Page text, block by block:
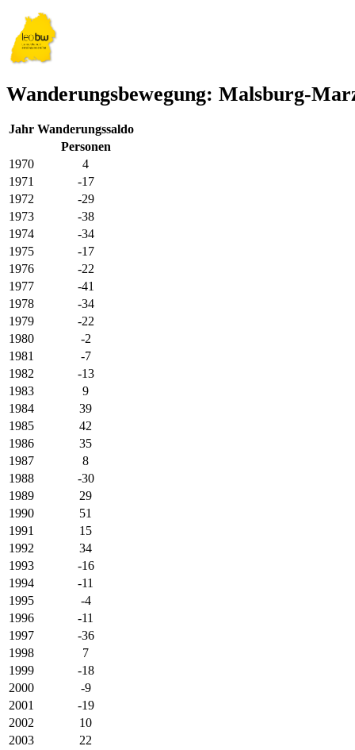
Wanderungsbewegung: Malsburg-
Jahr Wanderungssaldo
Personen
1970
4
1971
-17
1972
-29
1973
-38
1974
-34
1975
-17
1976
-22
1977
-41
1978
-34
1979
-22
1980
-2
1981
-7
1982
-13
1983
9
1984
39
1985
42
1986
35
1987
8
1988
-30
1989
29
1990
51
1991
15
1992
34
1993
-16
1994
-11
1995
-4
1996
-11
1997
-36
1998
7
1999
-18
2000
-9
2001
-19
2002
10
2003
22